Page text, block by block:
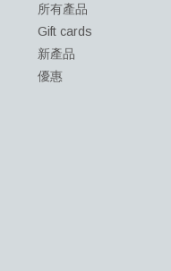
所有產品
Gift cards
新產品
優惠